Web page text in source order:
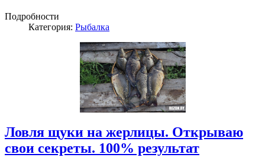
Подробности
Категория: Рыбалка
Ловля щуки на жерлицы. Открываю
свои секреты. 100% результат